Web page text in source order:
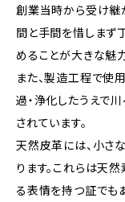
創業当時から受け継
間と手間を惜しまず
めることが大きな魅力
また、製造工程で使
過・浄化したうえで
されています。
天然皮革には、小さ
ります。これらは天
る表情を持つ証でも